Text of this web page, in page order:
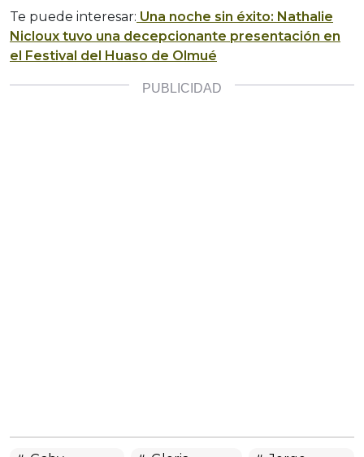
Te puede interesar: Una noche sin éxito: Nathalie
Nicloux tuvo una decepcionante presentación en
el Festival del Huaso de Olmué